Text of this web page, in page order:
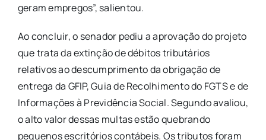
geram empregos”, salientou.
Ao concluir, o senador pediu a aprovação do projeto
que trata da extinção de débitos tributários
relativos ao descumprimento da obrigação de
entrega da GFIP, Guia de Recolhimento do FGTS e de
Informações à Previdência Social. Segundo avaliou,
o alto valor dessas multas estão quebrando
pequenos escritórios contábeis. Os tributos foram